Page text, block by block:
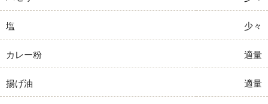
塩 少々
カレー粉 適量
揚げ油 適量